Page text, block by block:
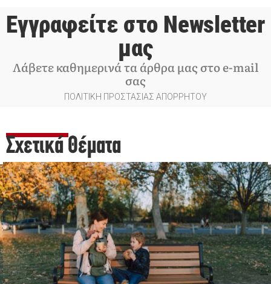
Εγγραφείτε στο Newsletter
μας
Λάβετε καθημερινά τα άρθρα μας στο e-mail
σας
ΠΟΛΙΤΙΚΗ ΠΡΟΣΤΑΣΙΑΣ ΑΠΟΡΡΗΤΟΥ
Σχετικά Θέματα